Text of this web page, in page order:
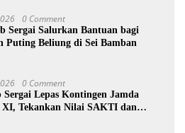
0 Comment
Sergai Salurkan Bantuan bagi
Puting Beliung di Sei Bamban
0 Comment
Sergai Lepas Kontingen Jamda
XI, Tekankan Nilai SAKTI dan